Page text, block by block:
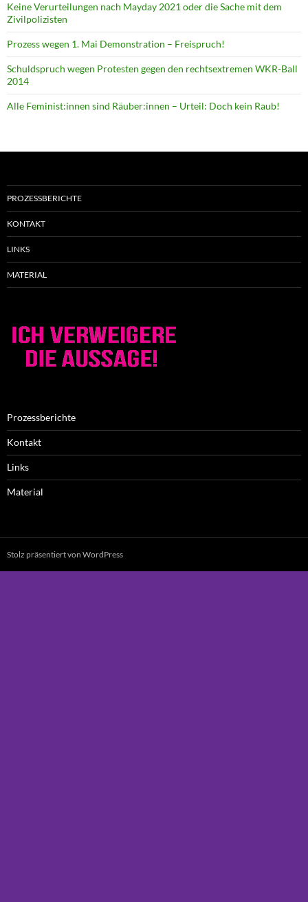
Keine Verurteilungen nach Mayday 2021 oder die Sache mit dem
Zivilpolizisten
Prozess wegen 1. Mai Demonstration – Freispruch!
Schuldspruch wegen Protesten gegen den rechtsextremen WKR-Ball
2014
Alle Feminist:innen sind Räuber:innen – Urteil: Doch kein Raub!
PROZESSBERICHTE
KONTAKT
LINKS
MATERIAL
Prozessberichte
Kontakt
Links
Material
Stolz präsentiert von WordPress